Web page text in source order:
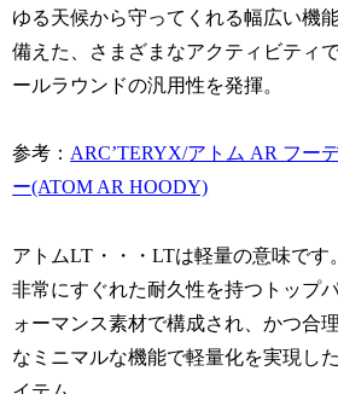
ゆる天候から守ってくれる幅広い機
備えた、さまざまなアクティビティ
ールラウンドの汎用性を発揮。
参考： ARC’TERYX/アトム AR フー
ー(ATOM AR HOODY)
アトムLT ・・・LTは軽量の意味です。
非常にすぐれた耐久性を持つトップ
ォーマンス素材で構成され、かつ合
なミニマルな機能で軽量化を実現し